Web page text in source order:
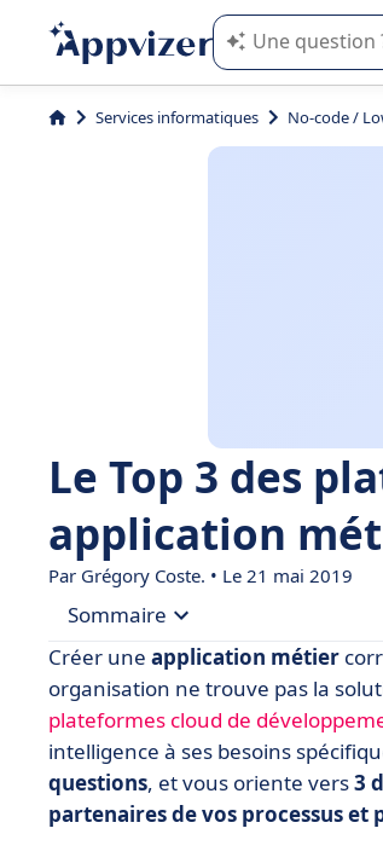
L'IA de Appvizer
Services informatiques No-code /
Le Top 3 des
application
Par Grégory Coste. • Le 21 mai 2019
Sommaire
• Ce qu’il faut savoir sur les
• 3 plateformes Cloud de
• Faire le choix d’une
Créer une application métier
organisation ne trouve pas la
plateformes cloud de
intelligence à ses besoins
questions, et vous oriente vers3
partenaires de vos processus et